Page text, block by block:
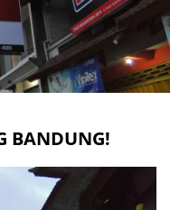
BANDUNG!